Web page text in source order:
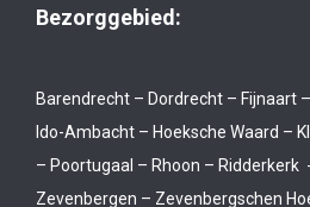
Bezorggebied:
Barendrecht – Dordrecht – Fijnaart
Ido-Ambacht – Hoeksche Waard –
– Poortugaal – Rhoon – Ridderkerk
Zevenbergen – Zevenbergschen